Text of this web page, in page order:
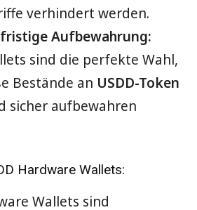
verhindert werden.
Aufbewahrung:
sind die perfekte Wahl,
Bestände an USDD-Token
sicher aufbewahren
Hardware Wallets:
Wallets sind